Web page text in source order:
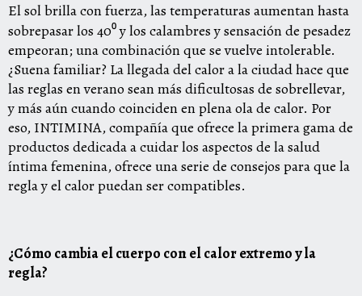
El sol brilla con fuerza, las temperaturas aumentan hasta
sobrepasar los 40⁰ y los calambres y sensación de pesadez
empeoran; una combinación que se vuelve intolerable.
¿Suena familiar? La llegada del calor a la ciudad hace que
las reglas en verano sean más dificultosas de sobrellevar,
y más aún cuando coinciden en plena ola de calor. Por
eso, INTIMINA, compañía que ofrece la primera gama de
productos dedicada a cuidar los aspectos de la salud
íntima femenina, ofrece una serie de consejos para que la
regla y el calor puedan ser compatibles.
¿Cómo cambia el cuerpo con el calor extremo y la
regla?